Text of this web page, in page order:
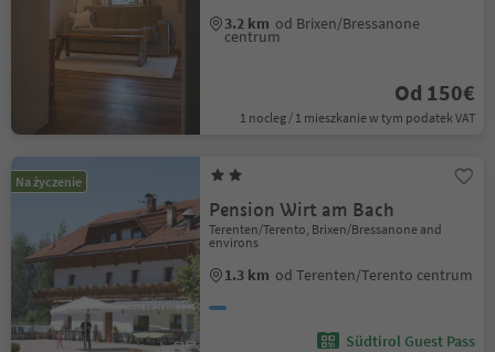
3.2 km od Brixen/Bressanone
centrum
Od 150€
1 nocleg / 1 mieszkanie w tym podatek VAT
Na życzenie
Pension Wirt am Bach
Terenten/Terento, Brixen/Bressanone and
environs
1.3 km od Terenten/Terento centrum
Südtirol Guest Pass